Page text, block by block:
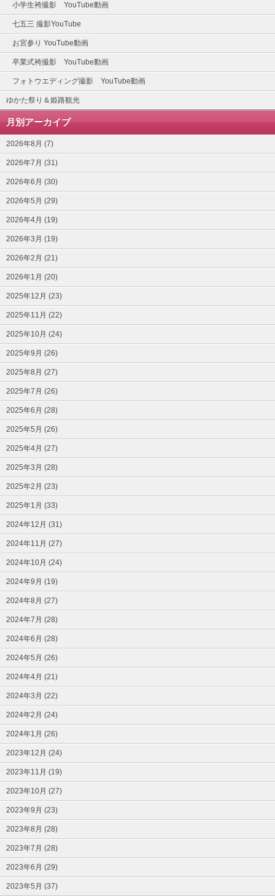
小学生袴撮影 YouTube動画
七五三 撮影YouTube
お宮参り YouTube動画
卒業式袴撮影 YouTube動画
フォトウエディング撮影 YouTube動画
ゆかた祭り＆姫路観光
月別アーカイブ
2026年8月 (7)
2026年7月 (31)
2026年6月 (30)
2026年5月 (29)
2026年4月 (19)
2026年3月 (19)
2026年2月 (21)
2026年1月 (20)
2025年12月 (23)
2025年11月 (22)
2025年10月 (24)
2025年9月 (26)
2025年8月 (27)
2025年7月 (26)
2025年6月 (28)
2025年5月 (26)
2025年4月 (27)
2025年3月 (28)
2025年2月 (23)
2025年1月 (33)
2024年12月 (31)
2024年11月 (27)
2024年10月 (24)
2024年9月 (19)
2024年8月 (27)
2024年7月 (28)
2024年6月 (28)
2024年5月 (26)
2024年4月 (21)
2024年3月 (22)
2024年2月 (24)
2024年1月 (26)
2023年12月 (24)
2023年11月 (19)
2023年10月 (27)
2023年9月 (23)
2023年8月 (28)
2023年7月 (28)
2023年6月 (29)
2023年5月 (37)